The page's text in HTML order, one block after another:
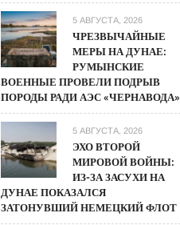
5 АВГУСТА, 2026
ЧРЕЗВЫЧАЙНЫЕ
МЕРЫ НА ДУНАЕ:
РУМЫНСКИЕ
ВОЕННЫЕ ПРОВЕЛИ ПОДРЫВ
ПОРОДЫ РАДИ АЭС «ЧЕРНАВОДА»
5 АВГУСТА, 2026
ЭХО ВТОРОЙ
МИРОВОЙ ВОЙНЫ:
ИЗ-ЗА ЗАСУХИ НА
ДУНАЕ ПОКАЗАЛСЯ
ЗАТОНУВШИЙ НЕМЕЦКИЙ ФЛОТ